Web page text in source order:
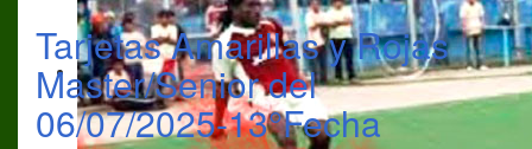
Tarjetas Amarillas y Rojas
Master/Senior del
06/07/2025-13°Fecha